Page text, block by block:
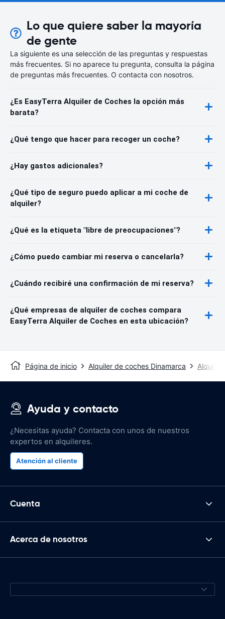
Lo que quiere saber la mayoría
de gente
La siguiente es una selección de las preguntas y respuestas
más frecuentes. Si no aparece tu pregunta, consulta la página
de preguntas más frecuentes. O contacta con nosotros.
¿Es EasyTerra Alquiler de Coches la opción más
barata?
¿Qué tengo que hacer para recoger un coche?
¿Hay gastos adicionales?
¿Qué tipo de seguro puedo aplicar a mi coche de
alquiler?
¿Qué es la etiqueta "libre de preocupaciones"?
¿Cómo puedo cambiar mi reserva o cancelarla?
¿Cuándo recibiré una confirmación de mi reserva?
¿Qué empresas de alquiler de coches compara
EasyTerra Alquiler de Coches en esta ubicación?
Página de inicio Alquiler de coches Dinamarca Alquiler
Ayuda y contacto
¿Necesitas ayuda? Contacta con unos de nuestros
expertos en alquileres.
Atención al cliente
Cuenta
Acerca de nosotros